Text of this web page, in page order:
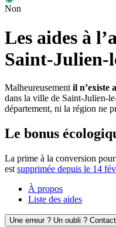
Non
Les aides à
Saint-Julien-
Malheureusement il n’existe
dans la ville de Saint-Julien-
département, ni la région ne
Le bonus
La prime à la conversion
est supprimée depuis le 14
À propos
Liste des aides
Une erreur ? Un oubli ?